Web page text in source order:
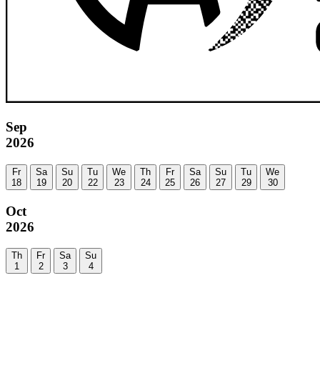
Sep
2026
Fr
18
Sa
19
Su
20
Tu
22
We
23
Th
24
Fr
25
Sa
26
Su
27
Tu
29
We
30
Oct
2026
Th
1
Fr
2
Sa
3
Su
4